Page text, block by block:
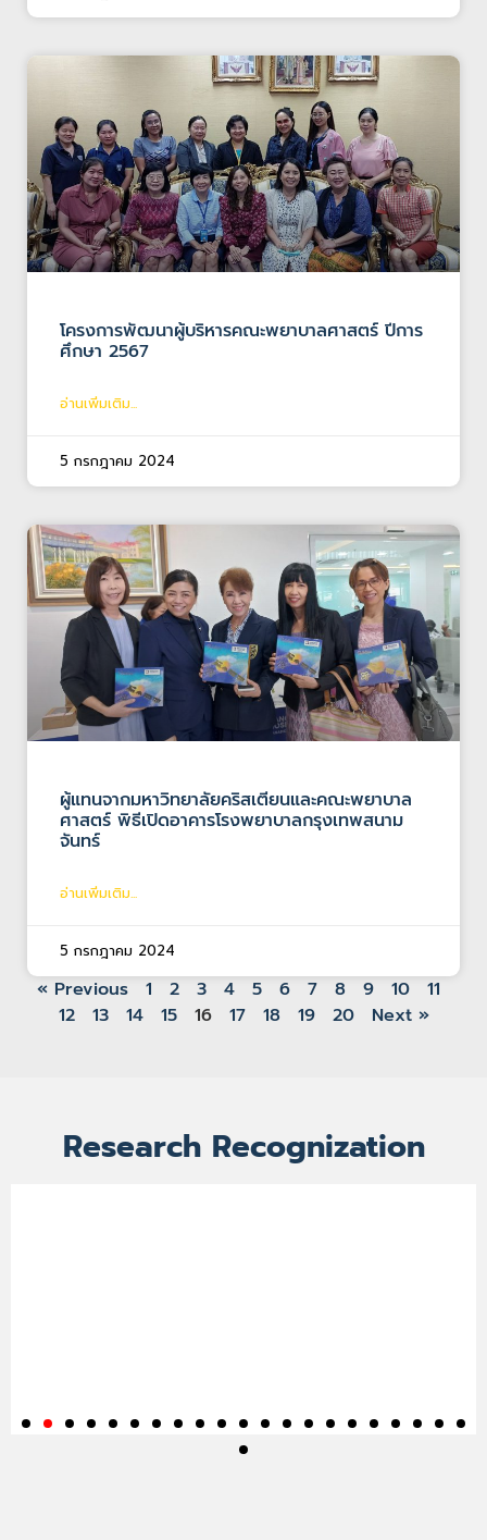
โครงการพัฒนาผู้บริหารคณะพยาบาลศาสตร์ ปีการ
ศึกษา 2567
อ่านเพิ่มเติม...
5 กรกฎาคม 2024
ผู้แทนจากมหาวิทยาลัยคริสเตียนและคณะพยาบาล
ศาสตร์ พิธีเปิดอาคารโรงพยาบาลกรุงเทพสนาม
จันทร์
อ่านเพิ่มเติม...
5 กรกฎาคม 2024
« Previous 1 2 3 4 5 6 7 8 9 10
11
12
13 14 15 16 17 18 19 20 Next »
Research Recognization